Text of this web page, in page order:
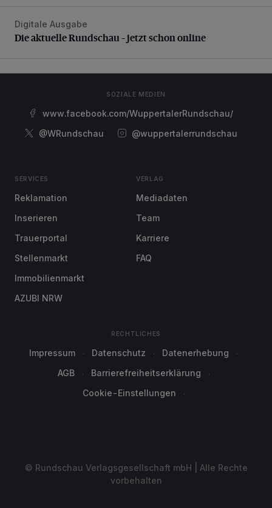
Die aktuelle Rundschau – jetzt schon online
Digitale Ausgabe
Die aktuelle Rundschau – jetzt schon online
SOZIALE MEDIEN
www.facebook.com/WuppertalerRundschau/
@WRundschau
@wuppertalerrundschau
SERVICES
Reklamation
Inserieren
Trauerportal
Stellenmarkt
Immobilienmarkt
AZUBI NRW
VERLAG
Mediadaten
Team
Karriere
FAQ
RECHTLICHES
Impressum Datenschutz
Datenerhebung
AGB
Barrierefreiheitserklärung
Cookie-Einstellungen
© Rundschau Verlagsgesellschaft mbH | Alle Rechte
vorbehalten